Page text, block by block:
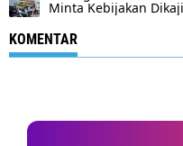
Minta Kebijakan
KOMENTAR